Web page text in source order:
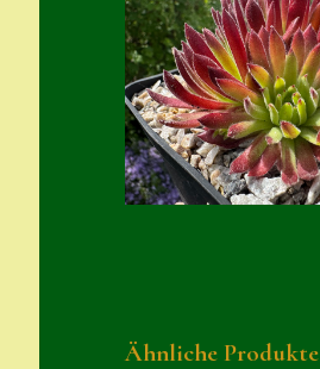
Ähnliche Produkte